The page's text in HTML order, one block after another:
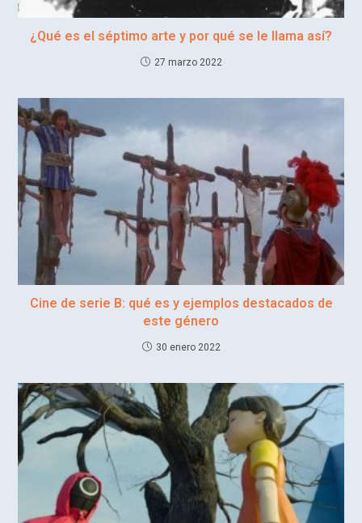
¿Qué es el séptimo arte y por qué se le llama así?
27 marzo 2022
Cine de serie B: qué es y ejemplos destacados de
este género
30 enero 2022